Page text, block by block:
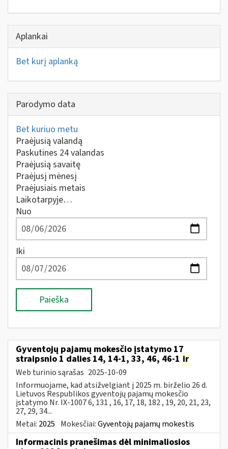
Aplankai
Bet kurį aplanką
Parodymo data
Bet kuriuo metu
Praėjusią valandą
Paskutines 24 valandas
Praėjusią savaitę
Praėjusį mėnesį
Praėjusiais metais
Laikotarpyje…
Nuo
Iki
Paieška
Gyventojų pajamų mokesčio įstatymo 17
straipsnio 1 dalies 14, 14-1, 33, 46, 46-1 ir
Web turinio sąrašas 2025-10-09
Informuojame, kad atsižvelgiant į 2025 m. birželio 26 d.
Lietuvos Respublikos gyventojų pajamų mokesčio
įstatymo Nr. IX-1007 6, 131 , 16, 17, 18, 182 , 19, 20, 21, 23,
27, 29, 34...
Metai: 2025 Mokesčiai:Gyventojų pajamų mokestis
Informacinis pranešimas dėl minimaliosios